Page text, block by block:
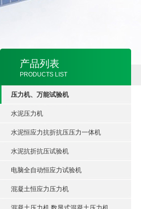
产品列表
PRODUCTS LIST
压力机、万能试验机
水泥压力机
水泥恒应力抗折抗压压力一体机
水泥抗折抗压试验机
电脑全自动恒应力试验机
混凝土恒应力压力机